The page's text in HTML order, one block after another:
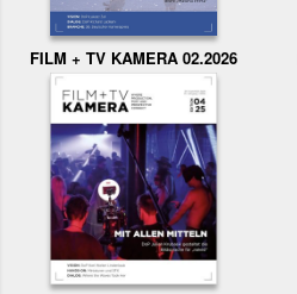
FILM + TV KAMERA 02.2026